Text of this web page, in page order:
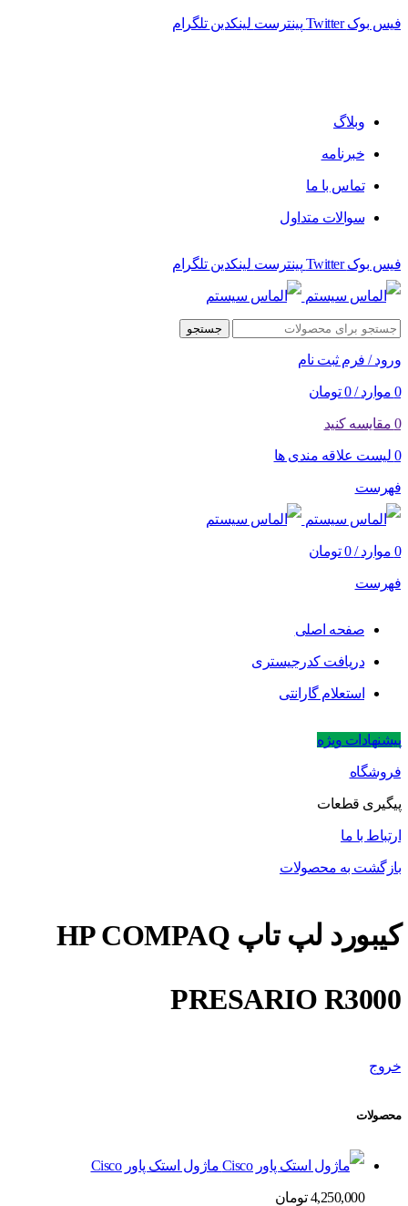
فیس بوک Twitter پینترست لینکدین تلگرام
وبلاگ
خبرنامه
تماس با ما
سوالات متداول
فیس بوک Twitter پینترست لینکدین تلگرام
جستجو
ورود / فرم ثبت نام
0 موارد /
0 تومان
0 مقایسه کنید
0 لیست علاقه مندی ها
فهرست
0 موارد /
0 تومان
فهرست
صفحه اصلی
دریافت کدرجیستری
استعلام گارانتی
پیشنهادات ویژه
فروشگاه
پیگیری قطعات
ارتباط با ما
بازگشت به محصولات
کیبورد لپ تاپ HP COMPAQ
PRESARIO R3000
خروج
محصولات
ماژول استک پاور Cisco
4,250,000 تومان